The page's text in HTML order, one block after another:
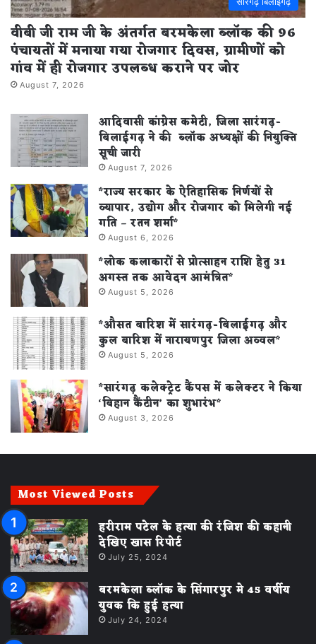
वीबी जी राम जी के अंतर्गत बरमकेला ब्लॉक की 96
पंचायतों में मनाया गया रोजगार दिवस, ग्रामीणों को
गांव में ही रोजगार उपलब्ध कराने पर जोर
August 7, 2026
आदिवासी कांग्रेस कमेटी, जिला सारंगढ़-
बिलाईगढ़ ने की ब्लॉक अध्यक्षों की नियुक्ति
सूची जारी
August 7, 2026
*राज्य सरकार के ऐतिहासिक निर्णयों से
व्यापार, उद्योग और रोजगार को मिलेगी नई
गति – रतन शर्मा*
August 6, 2026
*लोक कलाकारों से प्रोत्साहन राशि हेतु 31
अगस्त तक आवेदन आमंत्रित*
August 5, 2026
*औसत बारिश में सारंगढ़-बिलाईगढ़ और
कुल बारिश में नारायणपुर जिला अव्वल*
August 5, 2026
*सारंगढ़ कलेक्ट्रेट कैंपस में कलेक्टर ने किया
‘बिहान कैंटीन’ का शुभारंभ*
August 3, 2026
Most Viewed Posts
हरीराम पटेल के हत्या की रंजिश की कहानी
देखिए खास रिपोर्ट
July 25, 2024
बरमकेला ब्लॉक के सिंगारपुर मे 45 वर्षीय
युवक कि हुई हत्या
July 24, 2024